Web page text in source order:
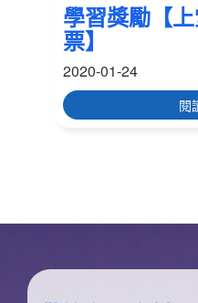
學習獎勵【
票】
2020-01-24
閱